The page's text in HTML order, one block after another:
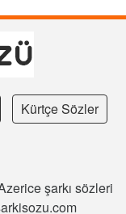
Kürtçe Sözler
şarkı sözleri